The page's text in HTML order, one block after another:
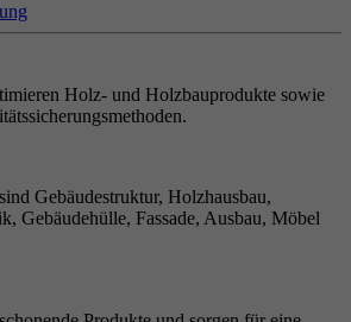
Holz- und Holzbauprodukte sowie
Gebäudestruktur, Holzhausbau,
Gebäudehülle, Fassade, Ausbau, Möbel